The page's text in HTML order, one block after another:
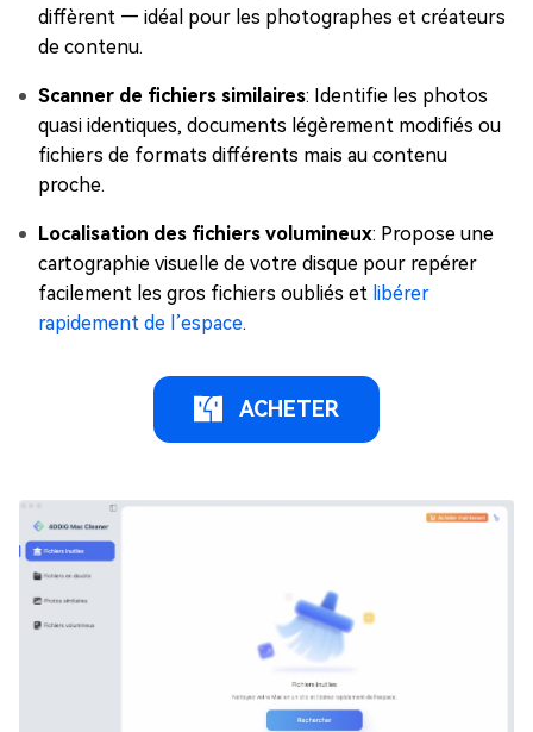
diffèrent — idéal pour les photographes et créateurs
de contenu.
Scanner de fichiers similaires: Identifie les photos
quasi identiques, documents légèrement modifiés ou
fichiers de formats différents mais au contenu
proche.
Localisation des fichiers volumineux: Propose une
cartographie visuelle de votre disque pour repérer
facilement les gros fichiers oubliés et libérer
rapidement de l’espace.
ACHETER